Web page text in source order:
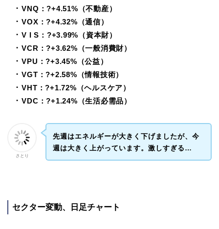
･ VNQ：?+4.51%（不動産）
･ VOX：?+4.32%（通信）
･ V I S：?+3.99%（資本財）
･ VCR：?+3.62%（一般消費財）
･ VPU：?+3.45%（公益）
･ VGT：?+2.58%（情報技術）
･ VHT：?+1.72%（ヘルスケア）
･ VDC：?+1.24%（生活必需品）
さとり
先週はエネルギーが大きく下げましたが、今
週は大きく上がっています。激しすぎる…
セクター変動、日足チャート